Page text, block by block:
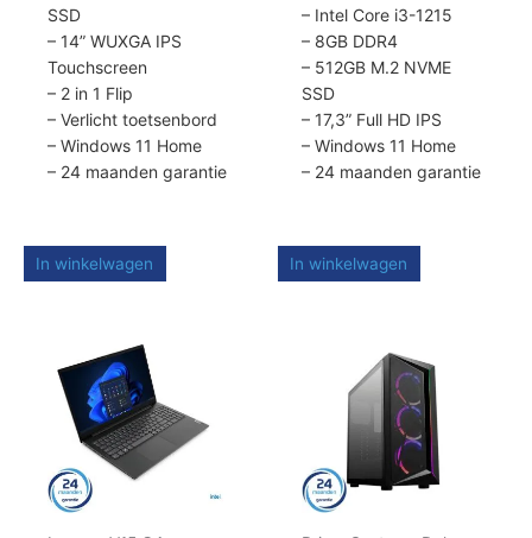
SSD
– 14” WUXGA IPS
Touchscreen
– 2 in 1 Flip
– Verlicht toetsenbord
– Windows 11 Home
– 24 maanden garantie
In winkelwagen
– Intel Core i3-1215
– 8GB DDR4
– 512GB M.2 NVME
SSD
– 17,3” Full HD IPS
– Windows 11 Home
– 24 maanden garantie
In winkelwagen
product
heeft
meerdere
variaties.
Deze
optie